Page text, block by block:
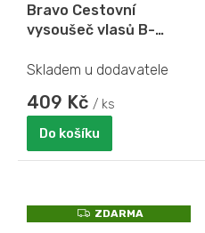
Bravo Cestovní
vysoušeč vlasů B-
Skladem u dodavatele
409 Kč / ks
Do košíku
Z
D
ZDARMA